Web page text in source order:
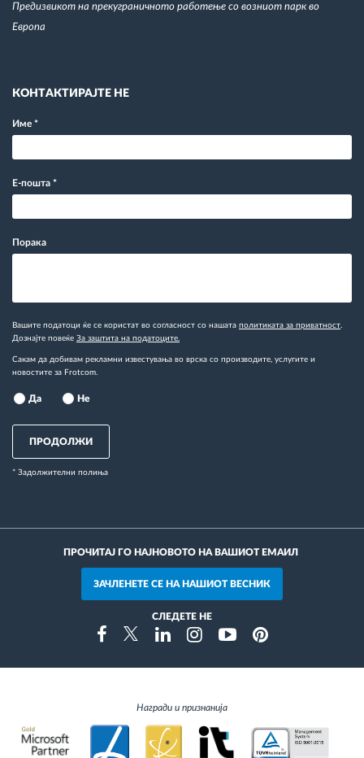
Предизвикот на прекуграничното работење со возниот парк во
Европа
КОНТАКТИРАЈТЕ НЕ
Име *
Е-пошта *
Порака
Вашите податоци ќе се користат во согласност со нашата политиката за приватност
Дознајте повеќе За заштита на податоците.
Сакам да добивам рекламни известувања во врска со производите, услугите и
новостите за Frotcom.
Да Не
ПРОДОЛЖИ
* Задолжителни полиња
ПРОЧИТАЈ ГО НАЈНОВОТО НА ВАШИОТ ЕМАИЛ
ЗАЧЛЕНЕТЕ СЕ НА НАШИОТ ВЕСНИК
СЛЕДЕТЕ НЕ
FacebookTwitterLinkedinInstragramYoutubePinterest
Награди и признанија